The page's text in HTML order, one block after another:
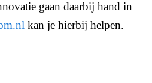
gaan daarbij hand in
kan je hierbij helpen.